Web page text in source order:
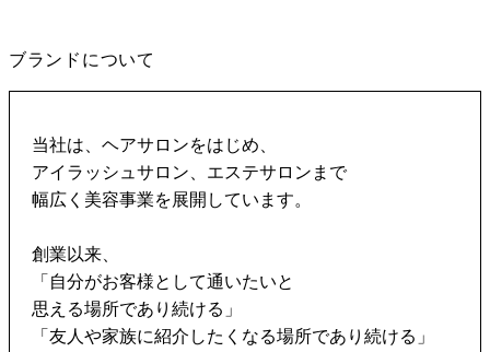
ブランドについて
当社は、ヘアサロンをはじめ、
アイラッシュサロン、エステサロンまで
幅広く美容事業を展開しています。
創業以来、
「自分がお客様として通いたいと
思える場所であり続ける」
「友人や家族に紹介したくなる場所であり続ける」